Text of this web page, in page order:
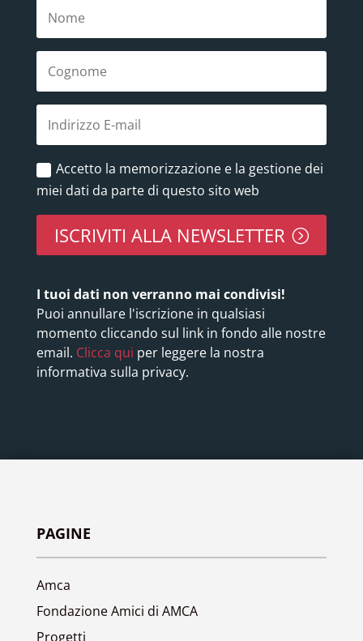
Accetto la memorizzazione e la gestione dei
miei dati da parte di questo sito web
ISCRIVITI ALLA NEWSLETTER
I tuoi dati non verranno mai condivisi!
Puoi annullare l'iscrizione in qualsiasi
momento cliccando sul link in fondo alle nostre
email. Clicca qui per leggere la nostra
informativa sulla privacy.
PAGINE
Amca
Fondazione Amici di AMCA
Progetti